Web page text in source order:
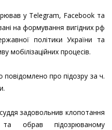
у Telegram, Facebook та
на формування вигідних рф
політики України та
мобілізаційних процесів.
про підозру за ч.
задовольнив клопотання
обрав підозрюваному